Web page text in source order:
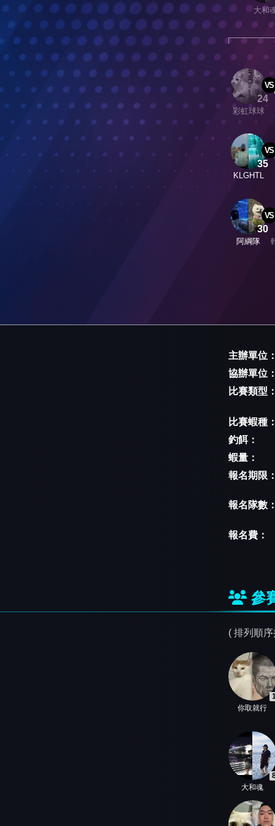
大和
24
彩虹球球
VS
35
KLGHTL
VS
30
阿綱隊
VS
主辦單位
協辦單位
比賽類型
比賽蝦種
釣餌：
蝦量：
報名期限
報名隊數
報名費：
參
( 排列順
你取就行
大和魂